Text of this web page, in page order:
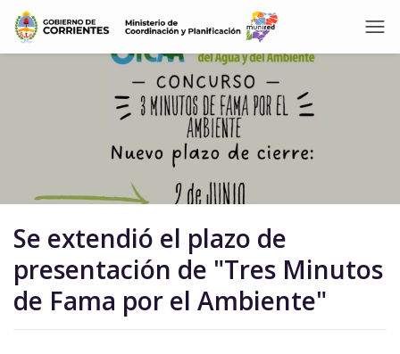
Se extendió el plazo de
presentación de "Tres Minutos
de Fama por el Ambiente"